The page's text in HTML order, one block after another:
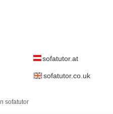
sofatutor.at
sofatutor.co.uk
sofatutor